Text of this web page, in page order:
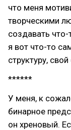
что меня
творческими
создавать
я вот что-то
структуру,
******
У меня, к
бинарное
он хреновый.